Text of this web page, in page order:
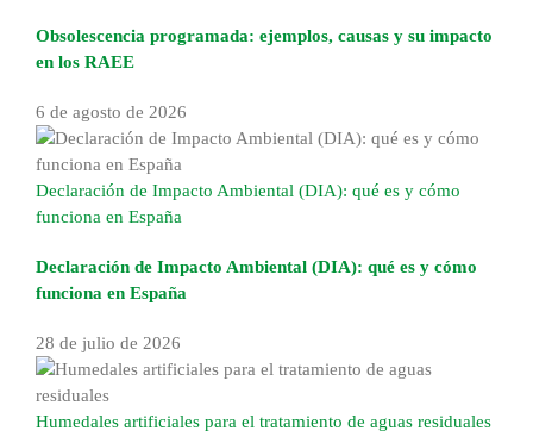
Obsolescencia programada: ejemplos, causas y su impacto
en los RAEE
6 de agosto de 2026
Declaración de Impacto Ambiental (DIA): qué es y cómo
funciona en España
Declaración de Impacto Ambiental (DIA): qué es y cómo
funciona en España
28 de julio de 2026
Humedales artificiales para el tratamiento de aguas residuales